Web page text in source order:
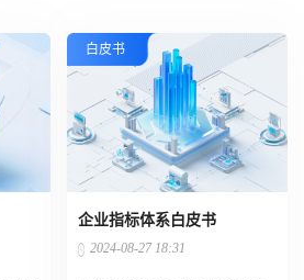
白皮书
企业指标体系白皮书
2024-08-27 18:31